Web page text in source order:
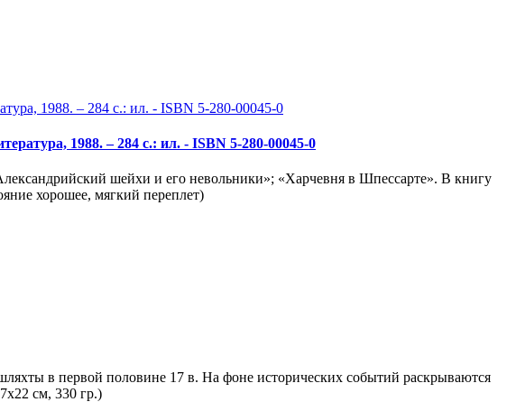
1988. – 284 с.: ил. - ISBN 5-280-00045-0
шейхи и его невольники»; «Харчевня в Шпессарте». В книгу
хорошее, мягкий переплет)
в первой половине 17 в. На фоне исторических событий раскрываются
см, 330 гр.)